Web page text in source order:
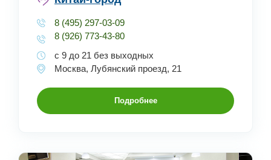
8 (495) 297-03-09
8 (926) 773-43-80
с 9 до 21 без выходных
Москва, Лубянский проезд, 21
Подробнее